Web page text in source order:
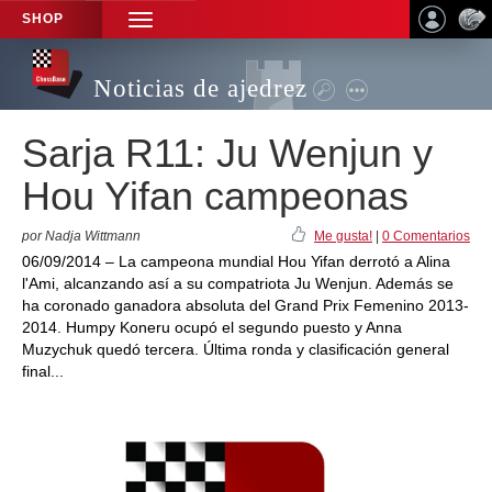
SHOP
TOGGLE
NAVIGATION
Noticias de ajedrez
Sarja R11: Ju Wenjun y
Hou Yifan campeonas
por Nadja Wittmann Me gusta! 0 Comentarios
06/09/2014 – La campeona mundial Hou Yifan derrotó a Alina
l'Ami, alcanzando así a su compatriota Ju Wenjun. Además se
ha coronado ganadora absoluta del Grand Prix Femenino 2013-
2014. Humpy Koneru ocupó el segundo puesto y Anna
Muzychuk quedó tercera. Última ronda y clasificación general
final...